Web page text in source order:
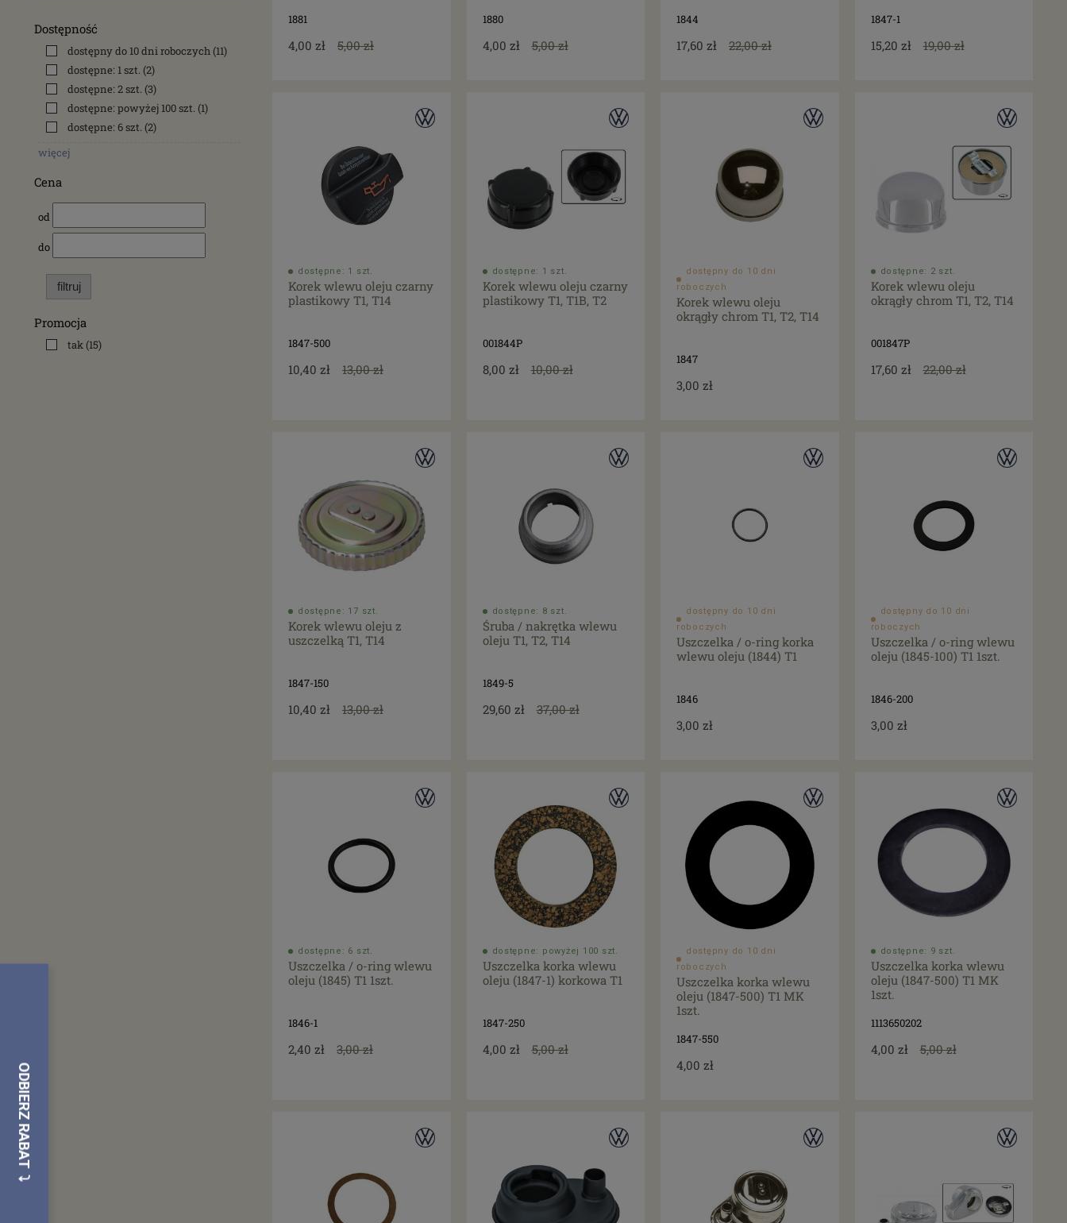
Dostępność
dostępny do 10 dni roboczych(11)
dostępne: 1 szt. (2)
dostępne: 2 szt. (3)
dostępne: powyżej 100 szt. (1)
dostępne: 6 szt. (2)
więcej
Cena
od
do
filtruj
Promocja
tak(15)
1881
4,00 zł 5,00 zł
1880
4,00 zł 5,00 zł
1844
17,60 zł 22,00 zł
1847-1
15,20 zł 19,00 zł
dostępne: 1 szt.
Korek wlewu oleju czarny
plastikowy T1, T14
1847-500
10,40 zł 13,00 zł
dostępne: 1 szt.
Korek wlewu oleju czarny
plastikowy T1, T1B, T2
001844P
8,00 zł 10,00 zł
dostępny do 10 dni
roboczych
Korek wlewu oleju
okrągły chrom T1, T2, T14
1847
3,00 zł
dostępne: 2 szt.
Korek wlewu oleju
okrągły chrom T1, T2, T14
001847P
17,60 zł 22,00 zł
dostępne: 17 szt.
Korek wlewu oleju z
uszczelką T1, T14
1847-150
10,40 zł 13,00 zł
dostępne: 8 szt.
Śruba / nakrętka wlewu
oleju T1, T2, T14
1849-5
29,60 zł 37,00 zł
dostępny do 10 dni
roboczych
Uszczelka / o-ring korka
wlewu oleju (1844) T1
1846
3,00 zł
dostępny do 10 dni
roboczych
Uszczelka / o-ring wlewu
oleju (1845-100) T1 1szt.
1846-200
3,00 zł
dostępne: 6 szt.
Uszczelka / o-ring wlewu
oleju (1845) T1 1szt.
1846-1
2,40 zł 3,00 zł
dostępne: powyżej 100 szt.
Uszczelka korka wlewu
oleju (1847-1) korkowa T1
1847-250
4,00 zł 5,00 zł
dostępny do 10 dni
roboczych
Uszczelka korka wlewu
oleju (1847-500) T1 MK
1szt.
1847-550
4,00 zł
dostępne: 9 szt.
Uszczelka korka wlewu
oleju (1847-500) T1 MK
1szt.
1113650202
4,00 zł 5,00 zł